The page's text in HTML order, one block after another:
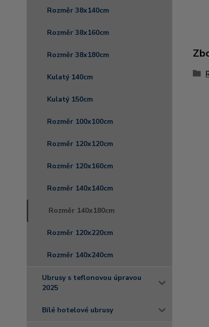
Rozměr 38x140cm
Rozměr 38x160cm
Rozměr 38x180cm
Kulatý 140cm
Kulatý 150cm
Rozměr 100x100cm
Rozměr 120x120cm
Rozměr 120x160cm
Rozměr 140x140cm
Rozměr 140x180cm
Rozměr 120x220cm
Rozměr 140x240cm
Ubrusy s teflonovou úpravou
2025
Bílé hotelové ubrusy